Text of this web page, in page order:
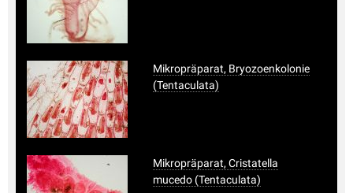
Mikropräparat, Bryozoenkolonie
(Tentaculata)
Mikropräparat, Cristatella
mucedo (Tentaculata)